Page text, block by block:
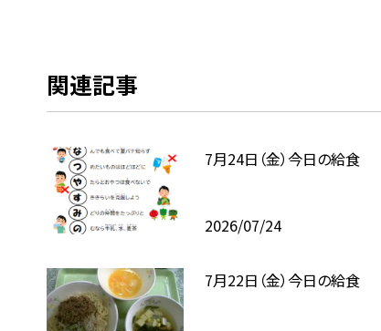
関連記事
7月24日（金）今日の給食
2026/07/24
7月22日（金）今日の給食